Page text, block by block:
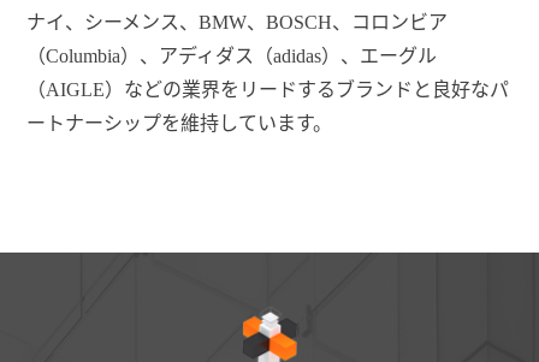
ナイ、シーメンス、BMW、BOSCH、コロンビア
（Columbia）、アディダス（adidas）、エーグル
（AIGLE）などの業界をリードするブランドと良好なパ
ートナーシップを維持しています。